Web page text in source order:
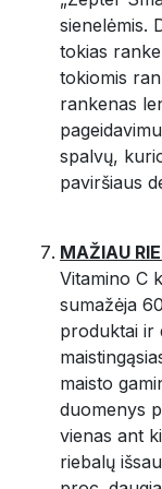
sienelėmis.
tokias
tokiomis
rankenas
spalvų,
paviršiaus
MAŽIAU
Vitamino C
sumažėja
produktai ir
maisto
duomenys
vienas ant
riebalų